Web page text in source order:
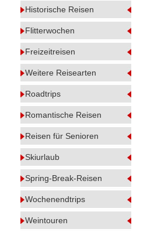
Historische Reisen
Flitterwochen
Freizeitreisen
Weitere Reisearten
Roadtrips
Romantische Reisen
Reisen für Senioren
Skiurlaub
Spring-Break-Reisen
Wochenendtrips
Weintouren